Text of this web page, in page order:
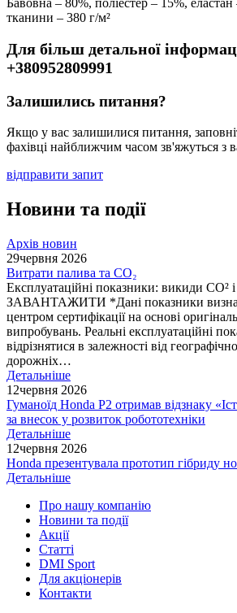
Бавовна – 80%, поліестер – 15%, еластан
тканини – 380 г/м²
Для більш детальної
+380952809991
Залишились питання?
Якщо у вас залишилися питання,
фахівці найближчим часом зв'яжуться з
відправити запит
Новини та події
Архів новин
29червня 2026
Витрати палива та CO₂
Експлуатаційні показники: викиди СО²
ЗАВАНТАЖИТИ *Дані показники
центром сертифікації на основі
випробувань. Реальні експлуатаційні
відрізнятися в залежності від
дорожніх…
Детальніше
12червня 2026
Гуманоїд Honda P2 отримав відзнаку
за внесок у розвиток робототехніки
Детальніше
12червня 2026
Honda презентувала прототип гібриду
Детальніше
Про нашу компанію
Новини та події
Акції
Статті
DMI Sport
Для акціонерів
Контакти